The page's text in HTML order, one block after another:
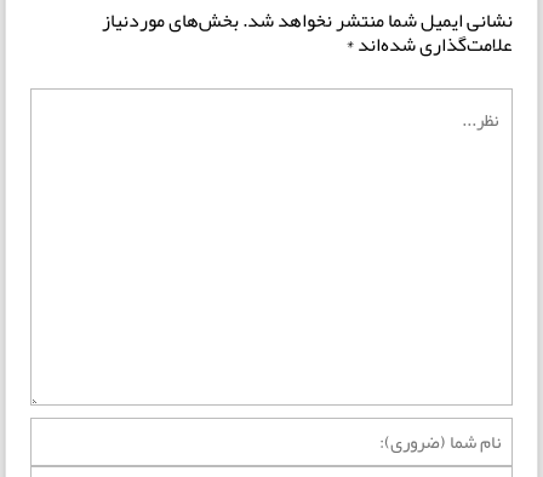
نشانی ایمیل شما منتشر نخواهد شد.بخش‌های موردنیاز
علامت‌گذاری شده‌اند*